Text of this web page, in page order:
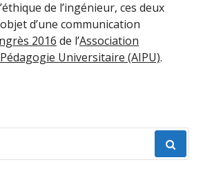
de l’ingénieur, ces deux
d’une communication
2016 de l’Association
Universitaire (AIPU).